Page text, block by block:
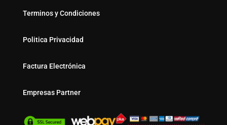
Terminos y Condiciones
Politica Privacidad
Factura Electrónica
Empresas Partner